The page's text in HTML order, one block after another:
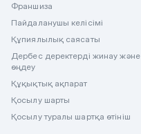
Франшиза
Пайдаланушы келісімі
Құпиялылық саясаты
Дербес деректерді жинау және
өңдеу
Құқықтық ақпарат
Қосылу шарты
Қосылу туралы шартқа өтініш